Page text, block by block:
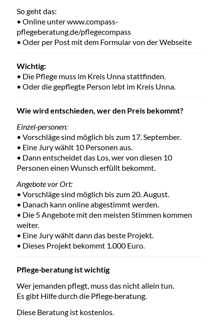
So geht das:
• Online unter www.compass-
pflegeberatung.de/pflegecompass
• Oder per Post mit dem Formular von der Webseite
Wichtig:
• Die Pflege muss im Kreis Unna stattfinden.
• Oder die gepflegte Person lebt im Kreis Unna.
Wie wird entschieden, wer den Preis bekommt?
Einzel·personen:
• Vorschläge sind möglich bis zum 17. September.
• Eine Jury wählt 10 Personen aus.
• Dann entscheidet das Los, wer von diesen 10
Personen einen Wunsch erfüllt bekommt.
Angebote vor Ort:
• Vorschläge sind möglich bis zum 20. August.
• Danach kann online abgestimmt werden.
• Die 5 Angebote mit den meisten Stimmen kommen
weiter.
• Eine Jury wählt dann das beste Projekt.
• Dieses Projekt bekommt 1.000 Euro.
Pflege·beratung ist wichtig
Wer jemanden pflegt, muss das nicht allein tun.
Es gibt Hilfe durch die Pflege·beratung.
Diese Beratung ist kostenlos.